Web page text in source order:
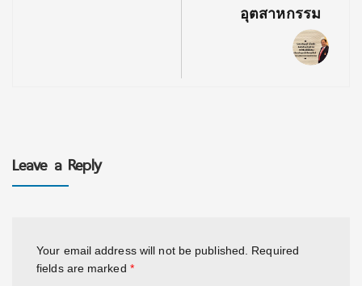
อุตสาหกรรม
Leave a Reply
Your email address will not be published.
Required
fields are marked *